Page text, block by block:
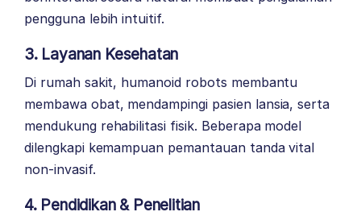
pengguna lebih intuitif.
3. Layanan Kesehatan
Di rumah sakit, humanoid robots membantu
membawa obat, mendampingi pasien lansia, serta
mendukung rehabilitasi fisik. Beberapa model
dilengkapi kemampuan pemantauan tanda vital
non-invasif.
4. Pendidikan & Penelitian